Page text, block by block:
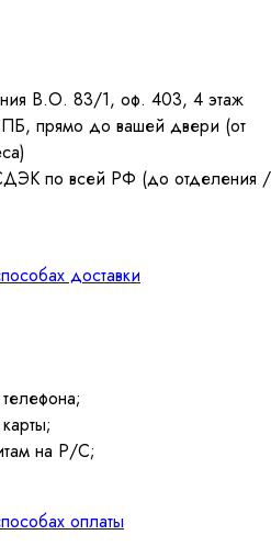
В.О. 83/1, оф. 403, 4 этаж
прямо до вашей двери (от
по всей РФ (до отделения /
доставки
на Р/С;
оплаты